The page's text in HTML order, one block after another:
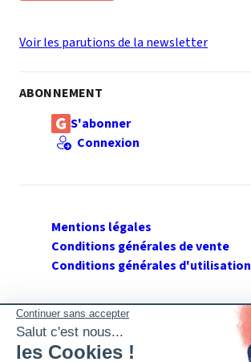
Voir les parutions de la newsletter
ABONNEMENT
S'abonner
Connexion
Mentions légales
Conditions générales de vente
Conditions générales d'utilisation
SUIVEZ GERANT DE SARL